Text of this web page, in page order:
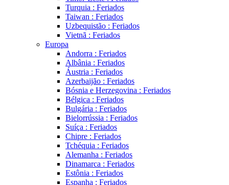
Turquia : Feriados
Taiwan : Feriados
Uzbequistão : Feriados
Vietnã : Feriados
Europa
Andorra : Feriados
Albânia : Feriados
Áustria : Feriados
Azerbaijão : Feriados
Bósnia e Herzegovina : Feriados
Bélgica : Feriados
Bulgária : Feriados
Bielorrússia : Feriados
Suíça : Feriados
Chipre : Feriados
Tchéquia : Feriados
Alemanha : Feriados
Dinamarca : Feriados
Estônia : Feriados
Espanha : Feriados